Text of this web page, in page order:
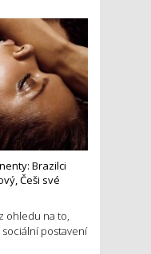
Brazilci
Češi své
ohledu na to,
sociální postavení